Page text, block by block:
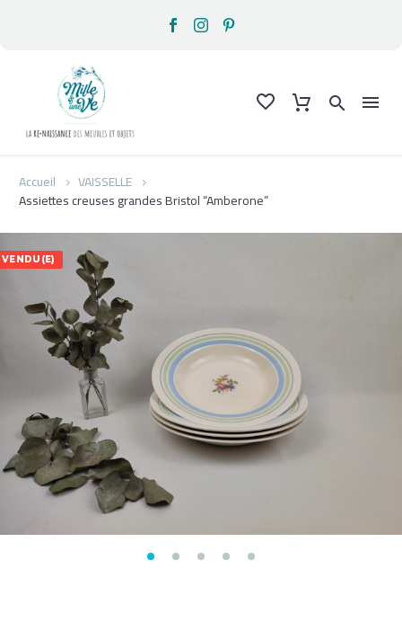
Accueil
VAISSELLE
Assiettes creuses grandes Bristol “Amberone”
VENDU(E)